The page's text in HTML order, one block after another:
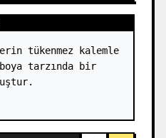
tükenmez kalemle
tarzında bir